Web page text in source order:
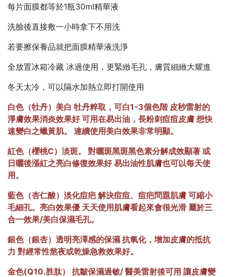
每片面膜都等於1瓶30ml精華液
洗臉後直接敷一小時拿下不用洗
若要擦保養品就把面膜精華液洗淨
全放置冰箱冷藏 冰過使用，更緊緻毛孔，膚質細緻大耀進
冬天太冷，可以隔水加熱立即打開使用
白色（牡丹）美白 牡丹粹取，可白1-3個色階 皮秒雷射的
淨膚效果消炎效果好 可用在易出油，長粉刺痘痘皮膚 想快
速變白之蠟黃肌。 連續使用美白效果非常明顯。
紅色（櫻桃C）淡斑。 對曬斑黑斑黑色素分解成效顯著 或
日曬後漲紅之亮白修復效果好 易出油性肌膚也可以每天使
用。
藍色（杏仁酸）淡化痘疤 解決痘痘、痘疤問題肌膚 可縮小
毛細孔。亮白效果優 天天使用肌膚看起來會很光滑 屬於三
合一效果/美白保濕毛孔。
銀色（銀杏）透明亮澤感的保濕 抗氧化，增加皮膚的抵抗
力 對經常性熬夜或乾燥急救效果好。
金色(Q10.胜肽） 抗皺保濕過敏/ 醫美雷射後可用 讓皮膚變